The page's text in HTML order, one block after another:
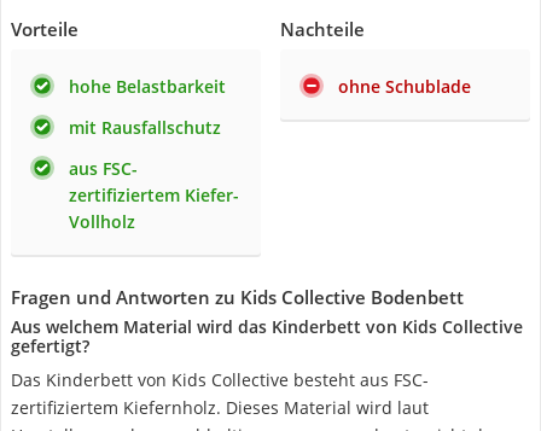
Vorteile
hohe Belastbarkeit
mit Rausfallschutz
aus FSC-
zertifiziertem Kiefer-
Vollholz
Nachteile
ohne Schublade
Fragen und Antworten zu Kids Collective Bodenbett
Aus welchem Material wird das Kinderbett von Kids Collective
gefertigt?
Das Kinderbett von Kids Collective besteht aus FSC-
zertifiziertem Kiefernholz. Dieses Material wird laut